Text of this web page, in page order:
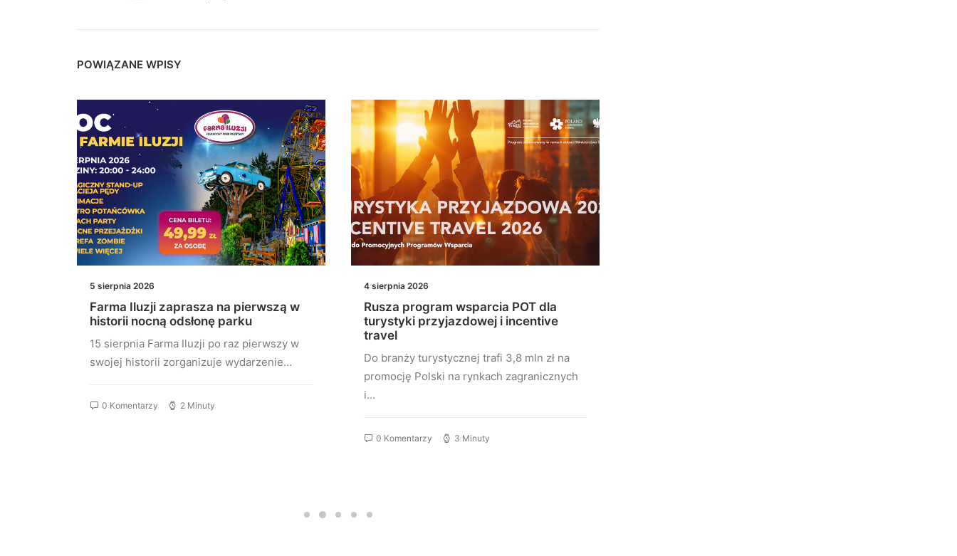
POWIĄZANE WPISY
5 sierpnia 2026
Farma Iluzji zaprasza na pierwszą w
historii nocną odsłonę parku
15 sierpnia Farma Iluzji po raz pierwszy w
swojej historii zorganizuje wydarzenie…
0 Komentarzy 2 Minuty
4 sierpnia 2026
Rusza program wsparcia POT dla
turystyki przyjazdowej i incentive
travel
Do branży turystycznej trafi 3,8 mln zł na
promocję Polski na rynkach zagranicznych
i…
0 Komentarzy 3 Minuty